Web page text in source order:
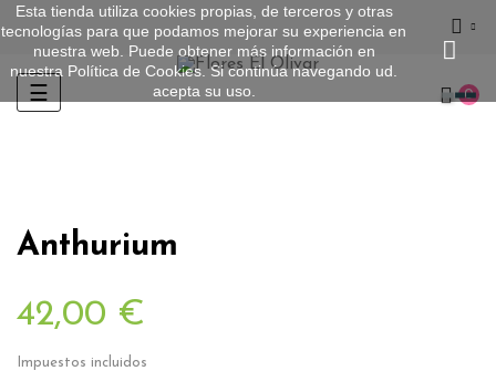
Esta tienda utiliza cookies propias, de terceros y otras
tecnologías para que podamos mejorar su experiencia en
nuestra web. Puede obtener más información en
nuestra Política de Cookies . Si continúa navegando ud.
acepta su uso.
Navegación
☰ 0
Anthurium
42,00 €
Impuestos incluidos